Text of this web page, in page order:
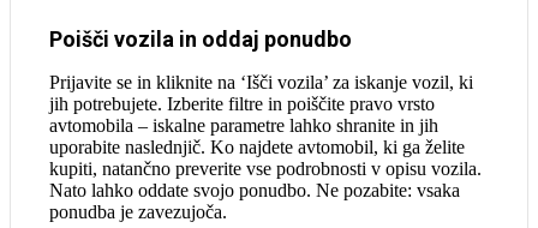
Poišči vozila in oddaj ponudbo
Prijavite se in kliknite na ‘Išči vozila’ za iskanje vozil, ki
jih potrebujete. Izberite filtre in poiščite pravo vrsto
avtomobila – iskalne parametre lahko shranite in jih
uporabite naslednjič. Ko najdete avtomobil, ki ga želite
kupiti, natančno preverite vse podrobnosti v opisu vozila.
Nato lahko oddate svojo ponudbo. Ne pozabite: vsaka
ponudba je zavezujoča.